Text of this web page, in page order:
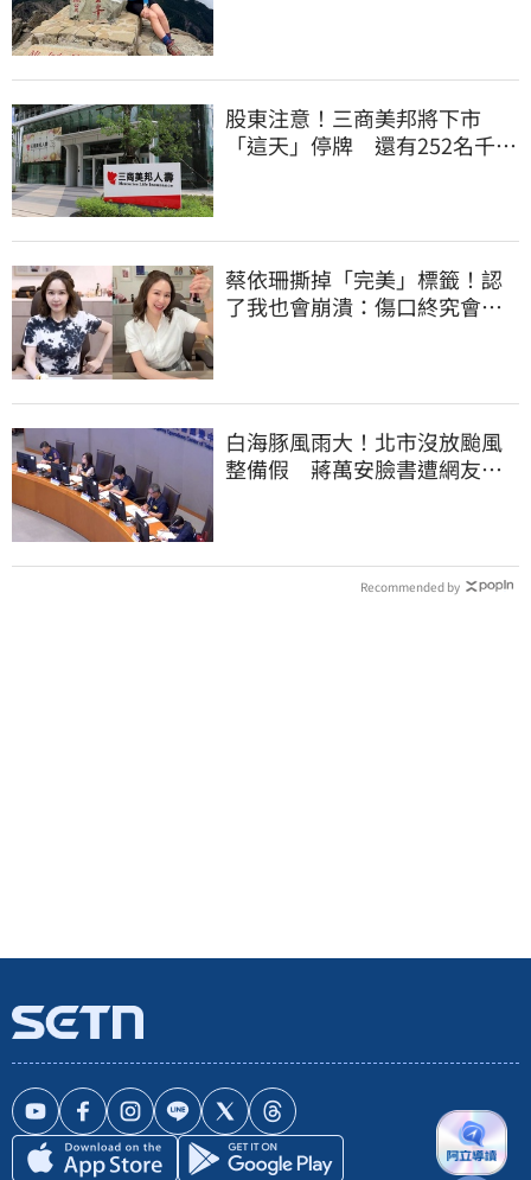
股東注意！三商美邦將下市
「這天」停牌 還有252名千張
蔡依珊撕掉「完美」標籤！認
了我也會崩潰：傷口終究會癒
白海豚風雨大！北市沒放颱風
整備假 蔣萬安臉書遭網友灌
Recommended by